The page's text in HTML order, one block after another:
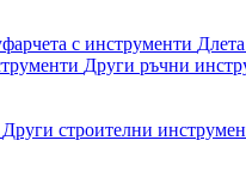
с инструменти Длета
Други ръчни
Други строителни